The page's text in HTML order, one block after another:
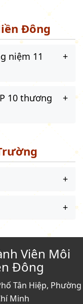
Đông
niệm 11
10 thương
Viên Môi
Đông
Tân Hiệp, Phường
Minh